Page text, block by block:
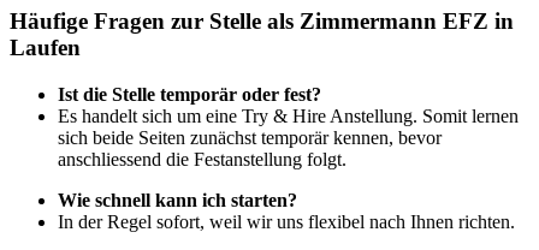
Häufige Fragen zur Stelle als Zimmermann EFZ in
Laufen
Ist die Stelle temporär oder fest?
Es handelt sich um eine Try & Hire Anstellung. Somit lernen
sich beide Seiten zunächst temporär kennen, bevor
anschliessend die Festanstellung folgt.
Wie schnell kann ich starten?
In der Regel sofort, weil wir uns flexibel nach Ihnen richten.